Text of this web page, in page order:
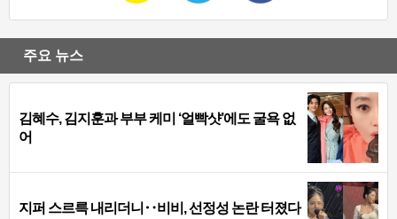
주요 뉴스
김혜수, 김지훈과 부부 케미 ‘얼빡샷’에도 굴욕 없
어
지퍼 스르륵 내리더니‥비비, 선정성 논란 터졌다